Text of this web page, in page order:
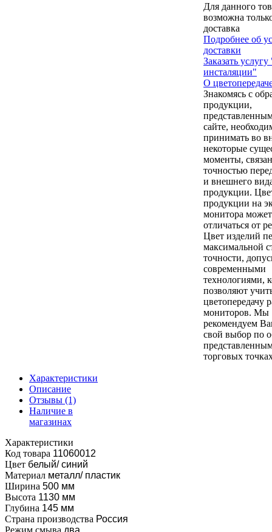
Для данного
возможна
доставка
Подробнее об
доставки
Заказать
инсталяции"
О
Знакомясь с
продукции,
сайте,
принимать во
некоторые
моменты,
точностью
и внешнего
продукции.
продукции на
монитора может
отличаться от
Цвет изделий
максимальной
точности,
современными
технологиями,
позволяют
цветопередачу
мониторов. Мы
рекомендуем
свой выбор по
торговых
Характеристики
Описание
Отзывы (1)
Наличие в
магазинах
Характеристики
Код товара 11060012
Цвет белый/ синий
Материал металл/ пластик
Ширина 500 мм
Высота 1130 мм
Глубина 145 мм
Страна производства Россия
Режим смыва два